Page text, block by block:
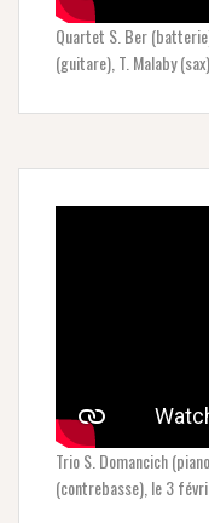
Quartet S. Ber
(guitare), T. Malaby
Trio S. Domancich
(contrebasse), le 3